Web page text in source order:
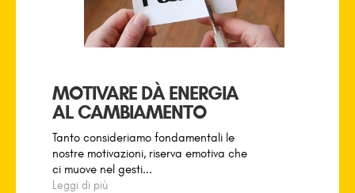
MOTIVARE DÀ ENERGIA
AL CAMBIAMENTO
Tanto consideriamo fondamentali le
nostre motivazioni, riserva emotiva che
ci muove nel gesti...
Leggi di più